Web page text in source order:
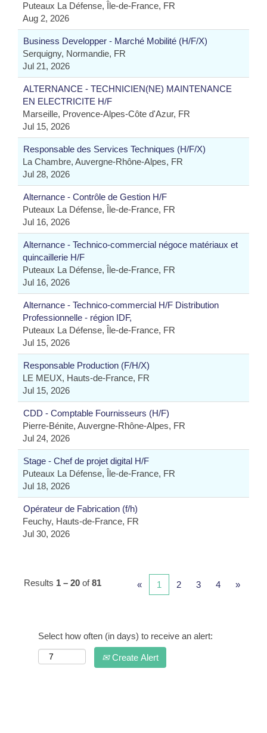
Puteaux La Défense, Île-de-France, FR
Aug 2, 2026
Business Developper - Marché Mobilité (H/F/X)
Serquigny, Normandie, FR
Jul 21, 2026
ALTERNANCE - TECHNICIEN(NE) MAINTENANCE
EN ELECTRICITE H/F
Marseille, Provence-Alpes-Côte d'Azur, FR
Jul 15, 2026
Responsable des Services Techniques (H/F/X)
La Chambre, Auvergne-Rhône-Alpes, FR
Jul 28, 2026
Alternance - Contrôle de Gestion H/F
Puteaux La Défense, Île-de-France, FR
Jul 16, 2026
Alternance - Technico-commercial négoce matériaux et
quincaillerie H/F
Puteaux La Défense, Île-de-France, FR
Jul 16, 2026
Alternance - Technico-commercial H/F Distribution
Professionnelle - région IDF,
Puteaux La Défense, Île-de-France, FR
Jul 15, 2026
Responsable Production (F/H/X)
LE MEUX, Hauts-de-France, FR
Jul 15, 2026
CDD - Comptable Fournisseurs (H/F)
Pierre-Bénite, Auvergne-Rhône-Alpes, FR
Jul 24, 2026
Stage - Chef de projet digital H/F
Puteaux La Défense, Île-de-France, FR
Jul 18, 2026
Opérateur de Fabrication (f/h)
Feuchy, Hauts-de-France, FR
Jul 30, 2026
Results 1 – 20 of81 « 1 2 3 4 »
Select how often (in days) to receive an alert:
Create Alert